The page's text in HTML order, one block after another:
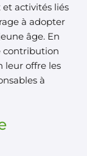
activités liés
à adopter
âge. En
contribution
leur offre les
à